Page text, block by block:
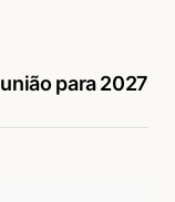
para 2027